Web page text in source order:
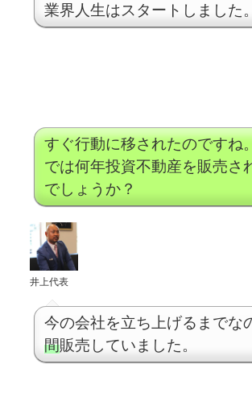
業界人生はスタートしました。
すぐ行動に移されたのですね
では何年投資不動産を販売さ
でしょうか？
井上代表
今の会社を立ち上げるまでな
間販売していました。